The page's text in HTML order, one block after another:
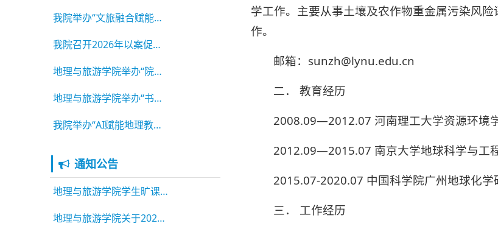
我院举办“文旅融合赋能专业高质量发展”专题讲
我院召开2026年以案促改警示教育专题会议
地理与旅游学院举办“院长讲就业”专题讲座
地理与旅游学院举办“书记讲就业”专题讲座
我院举办“AI赋能地理教科研新路径”专题讲座
通知公告
地理与旅游学院学生旷课违纪通报2025-2026学年第二学期 第5期
地理与旅游学院关于2026年河南省普通高等学校三好学生、先进班
学工作。主要从事土壤及农作物重金属污染风
作。
邮箱：sunzh@lynu.edu.cn
二． 教育经历
2008.09—2012.07 河南理工大学资源环境
2012.09—2015.07 南京大学地球科学与工
2015.07-2020.07 中国科学院广州地球化学
三． 工作经历